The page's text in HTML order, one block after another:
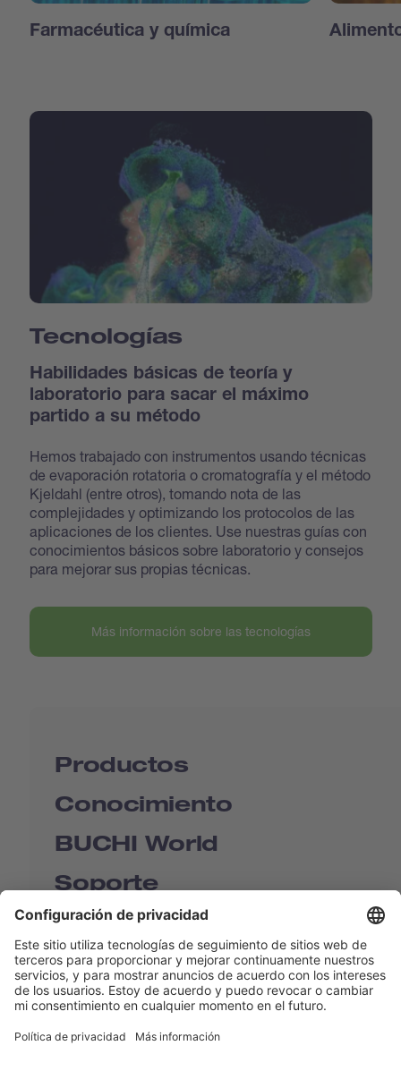
Farmacéutica y química
Tecnologías
Habilidades básicas de teoría y
laboratorio para sacar el máximo
partido a su método
Hemos trabajado con instrumentos usando técnicas
de evaporación rotatoria o cromatografía y el método
Kjeldahl (entre otros), tomando nota de las
complejidades y optimizando los protocolos de las
aplicaciones de los clientes. Use nuestras guías con
conocimientos básicos sobre laboratorio y consejos
para mejorar sus propias técnicas.
Más información sobre las tecnologías
Productos
Conocimiento
BUCHI World
Soporte
Shop
Contact us